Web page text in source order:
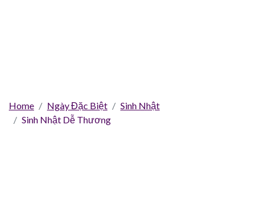
Home Ngày Đặc Biệt
Sinh Nhật
Sinh Nhật Dễ Thương